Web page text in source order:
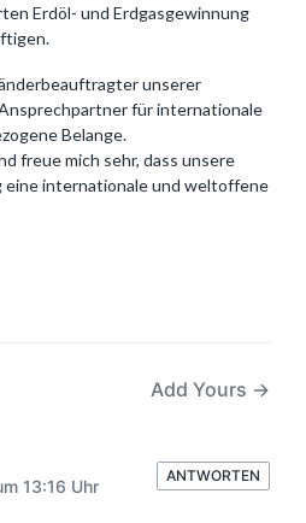
Erdöl- und Erdgasgewinnung
unserer
für internationale
Belange.
freue mich sehr, dass unsere
internationale und weltoffene
Add Yours →
13:16 Uhr
ANTWORTEN